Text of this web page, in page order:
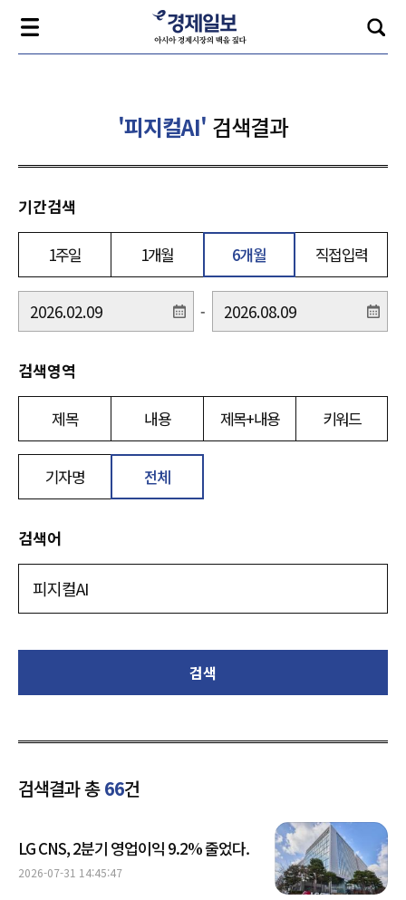
'피지컬AI' 검색결과
기간검색
1주일 1개월 6개월 직접입력
-
검색영역
제목 내용 제목+내용 키워드
기자명 전체
검색어
검색
검색결과 총66건
LG CNS, 2분기 영업이익 9.2% 줄었다.
2026-07-31 14:45:47